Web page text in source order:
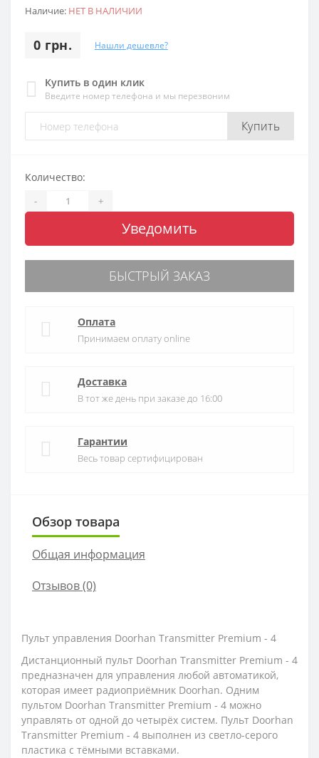
Наличие: НЕТ В НАЛИЧИИ
0 грн. Нашли дешевле?
Купить в один клик
Введите номер телефона и мы перезвоним
Купить
Количество:
- +
Уведомить
БЫСТРЫЙ ЗАКАЗ
Оплата
Принимаем оплату online
Доставка
В тот же день при заказе до 16:00
Гарантии
Весь товар сертифицирован
Обзор товара
Общая информация
Отзывов (0)
Пульт управления Doorhan Transmitter Premium - 4
Дистанционный пульт Doorhan Transmitter Premium - 4
предназначен для управления любой автоматикой,
которая имеет радиоприёмник Doorhan. Одним
пультом Doorhan Transmitter Premium - 4 можно
управлять от одной до четырёх систем. Пульт Doorhan
Transmitter Premium - 4 выполнен из светло-серого
пластика с тёмными вставками.